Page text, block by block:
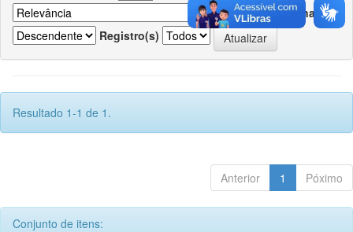
Ordenar
Registro(s)
Resultado 1-1 de 1.
Anterior 1 Póximo
Conjunto de itens: